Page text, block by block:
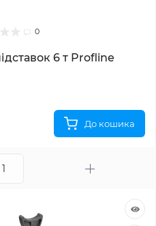
0
6 т Profline
До кошика